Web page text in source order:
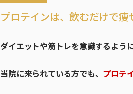
プロテインは、飲むだけで痩
ダイエットや筋トレを意識するよう
当院に来られている方でも、 プロテ